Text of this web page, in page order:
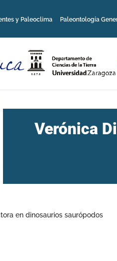
y Paleoclima Paleontología
Verónica
en dinosaurios saurópodos